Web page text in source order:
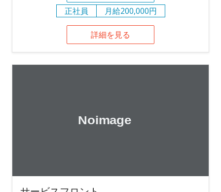
正社員
月給200,000円
詳細を見る